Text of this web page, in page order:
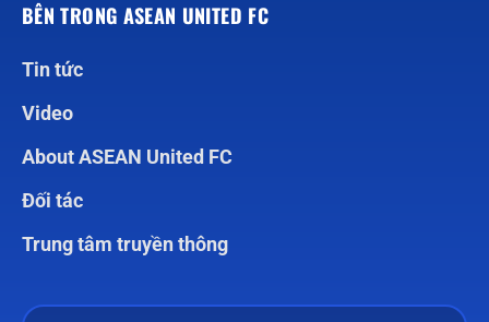
BÊN TRONG ASEAN UNITED FC
Tin tức
Video
About ASEAN United FC
Đối tác
Trung tâm truyền thông